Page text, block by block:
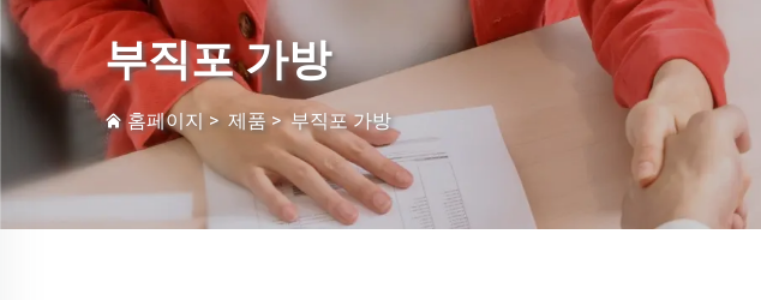
부직포 가방
홈페이지 > 제품 >부직포 가방